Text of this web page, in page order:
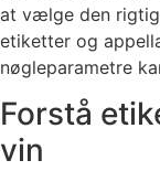
at vælge den
etiketter og
nøgleparametre
Forstå
vin